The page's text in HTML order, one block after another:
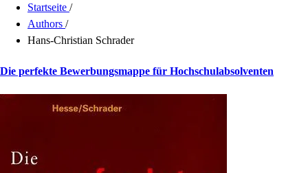
Startseite /
Authors /
Hans-Christian Schrader
Die perfekte Bewerbungsmappe für Hochschulabsolventen